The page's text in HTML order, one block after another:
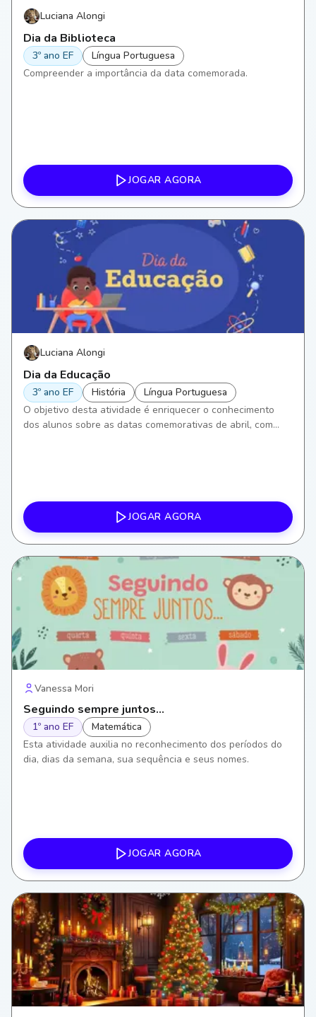
Luciana Alongi
Dia da Biblioteca
3º ano EF
Língua Portuguesa
Compreender a importância da data comemorada.
JOGAR AGORA
Luciana Alongi
Dia da Educação
3º ano EF História
Língua Portuguesa
O objetivo desta atividade é enriquecer o conhecimento
dos alunos sobre as datas comemorativas de abril, com
JOGAR AGORA
Vanessa Mori
Seguindo sempre juntos...
1º ano EF
Matemática
Esta atividade auxilia no reconhecimento dos períodos do
dia, dias da semana, sua sequência e seus nomes.
JOGAR AGORA